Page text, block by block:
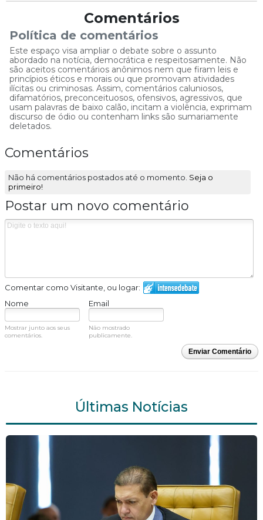
Comentários
Política de comentários
Este espaço visa ampliar o debate sobre o assunto
abordado na notícia, democrática e respeitosamente. Não
são aceitos comentários anônimos nem que firam leis e
princípios éticos e morais ou que promovam atividades
ilícitas ou criminosas. Assim, comentários caluniosos,
difamatórios, preconceituosos, ofensivos, agressivos, que
usam palavras de baixo calão, incitam a violência, exprimam
discurso de ódio ou contenham links são sumariamente
deletados.
Comentários
Não há comentários postados até o momento. Seja o
primeiro!
Postar um novo comentário
Comentar como Visitante, ou logar:
Nome
Email
Mostrar junto aos seus
comentários.
Não mostrado
publicamente.
Enviar Comentário
Últimas Notícias